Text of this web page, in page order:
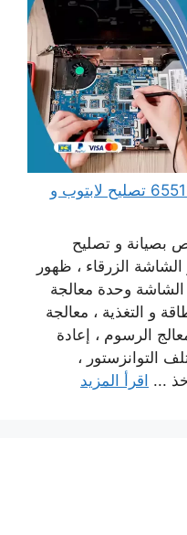
مهندس كمبيوتر الصليبية 65511033 تصليح لابتوب و
بصيانة و تصليح
الزرقاء ، ظهور
وحدة معالجة
و التغذية ، معالجة
الرسوم ، إعادة
التوانزستور ،
... اقرأ المزيد